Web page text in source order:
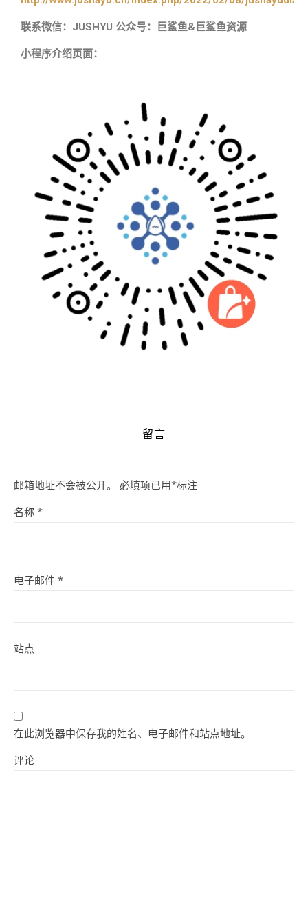
联系微信：JUSHYU 公众号：巨鲨鱼&巨鲨鱼资源
小程序介绍页面：
留言
邮箱地址不会被公开。 必填项已用*标注
名称 *
电子邮件 *
站点
在此浏览器中保存我的姓名、电子邮件和站点地址。
评论